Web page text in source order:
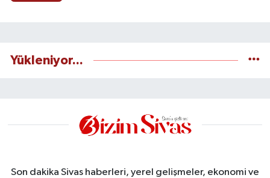
Yükleniyor...
Son dakika Sivas haberleri, yerel gelişmeler, ekonomi ve